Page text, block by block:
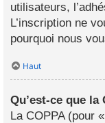
utilisateurs,
L’inscription ne
pourquoi nous
Haut
Qu’est-ce que la
La COPPA (pour